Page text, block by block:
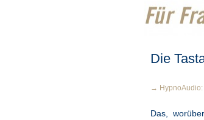
Die
→ HypnoAudio:
Das,